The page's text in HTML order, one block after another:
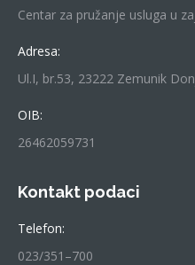
Centar za pružanje usluga u
Adresa:
Ul.I, br.53, 23222 Zemunik
OIB:
26462059731
Kontakt podaci
Telefon:
023/351–700